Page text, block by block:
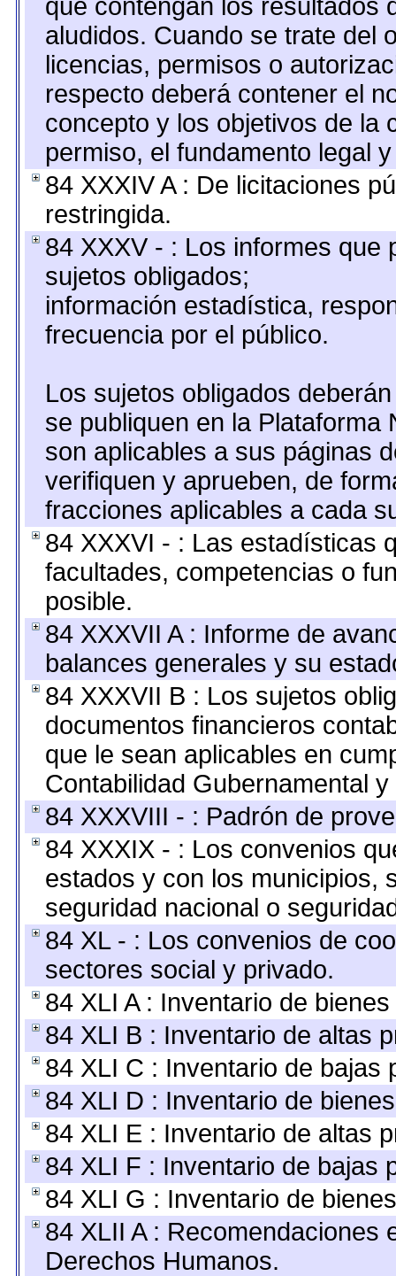
que contengan los resultados
aludidos. Cuando se trate del
licencias, permisos o
respecto deberá contener el
concepto y los objetivos de la
permiso, el fundamento legal
84 XXXIV A : De licitaciones
restringida.
84 XXXV - : Los informes que
sujetos obligados;
información estadística,
frecuencia por el público.
Los sujetos obligados
se publiquen en la
son aplicables a sus páginas
verifiquen y aprueben, de
fracciones aplicables a cada
84 XXXVI - : Las estadísticas
facultades, competencias o
posible.
84 XXXVII A : Informe de
balances generales y su
84 XXXVII B : Los sujetos
documentos financieros
que le sean aplicables en
Contabilidad Gubernamental
84 XXXVIII - : Padrón de
84 XXXIX - : Los convenios
estados y con los municipios,
seguridad nacional o
84 XL - : Los convenios de
sectores social y privado.
84 XLI A : Inventario de
84 XLI B : Inventario de altas
84 XLI C : Inventario de bajas
84 XLI D : Inventario de
84 XLI E : Inventario de altas
84 XLI F : Inventario de bajas
84 XLI G : Inventario de
84 XLII A : Recomendaciones
Derechos Humanos.